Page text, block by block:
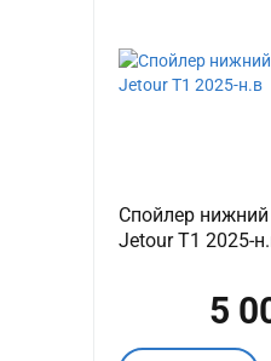
Спойлер
Jetour T1 2025-
5